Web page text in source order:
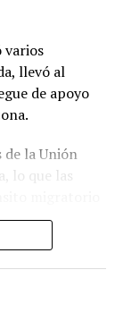
varios
llevó al
de apoyo
la Unión
que las